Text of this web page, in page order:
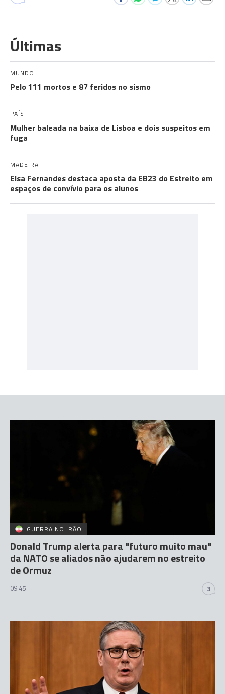
Últimas
MUNDO
Pelo 111 mortos e 87 feridos no sismo
PAÍS
Mulher baleada na baixa de Lisboa e dois suspeitos em
fuga
MADEIRA
Elsa Fernandes destaca aposta da EB23 do Estreito em
espaços de convívio para os alunos
GUERRA NO IRÃO
Donald Trump alerta para "futuro muito mau"
da NATO se aliados não ajudarem no estreito
de Ormuz
09:45 3